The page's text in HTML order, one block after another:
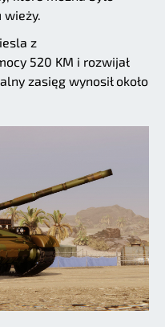
wieży.
z
520 KM i rozwijał
zasięg wynosił około